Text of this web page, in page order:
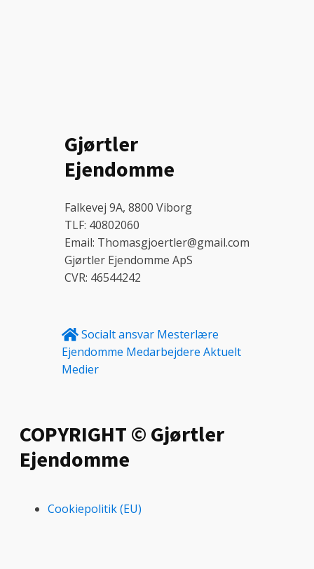
Gjørtler
Ejendomme
Falkevej 9A, 8800 Viborg
TLF: 40802060
Email: Thomasgjoertler@gmail.com
Gjørtler Ejendomme ApS
CVR: 46544242
Socialt ansvar Mesterlære
Ejendomme Medarbejdere Aktuelt
Medier
COPYRIGHT © Gjørtler
Ejendomme
Cookiepolitik (EU)